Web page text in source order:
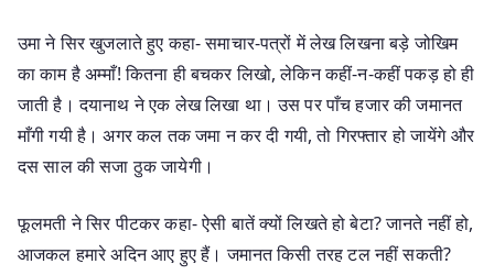
उमा ने सिर खुजलाते हुए कहा- समाचार-पत्रों में लेख लिखना बड़े जोखिम
का काम है अम्माँ! कितना ही बचकर लिखो, लेकिन कहीं-न-कहीं पकड़ हो ही
जाती है। दयानाथ ने एक लेख लिखा था। उस पर पाँच हजार की जमानत
माँगी गयी है। अगर कल तक जमा न कर दी गयी, तो गिरफ्तार हो जायेंगे और
दस साल की सजा ठुक जायेगी।
फूलमती ने सिर पीटकर कहा- ऐसी बातें क्यों लिखते हो बेटा? जानते नहीं हो,
आजकल हमारे अदिन आए हुए हैं। जमानत किसी तरह टल नहीं सकती?